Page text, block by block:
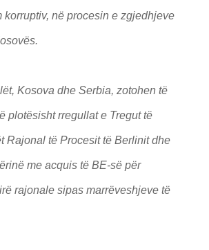
korruptiv, në procesin e zgjedhjeve
Kosova dhe Serbia, zotohen të
plotësisht rregullat e Tregut të
Rajonal të Procesit të Berlinit dhe
me acquis të BE-së për
rajonale sipas marrëveshjeve të